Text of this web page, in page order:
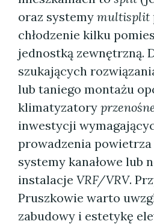
oraz systemy multisplit
chłodzenie kilku
jednostką zewnętrzną.
szukających
lub taniego montażu
klimatyzatory
inwestycji
prowadzenia powietrza
systemy kanałowe lub
instalacje VRF/VRV.
Pruszkowie warto
zabudowy i estetykę